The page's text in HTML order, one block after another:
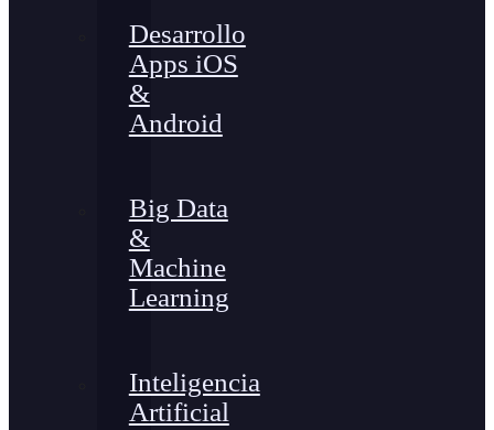
Desarrollo
Apps iOS
&
Android
Big Data
&
Machine
Learning
Inteligencia
Artificial